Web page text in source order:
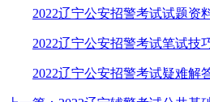
2022辽宁公安招警考试试题资
2022辽宁公安招警考试笔试技
2022辽宁公安招警考试疑难解